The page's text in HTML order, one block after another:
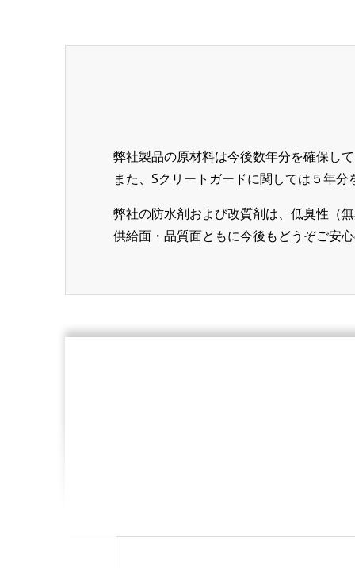
弊社製品の原材料は今後数年分を確保し
また、Sクリートガードに関しては５年
弊社の防水剤および改質剤は、低臭性（
供給面・品質面ともに今後もどうぞご安